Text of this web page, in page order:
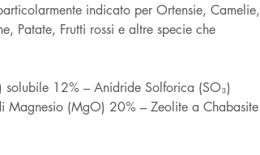
indicato per Ortensie, Camelie,
Patate, Frutti rossi e altre specie che
solubile 12% – Anidride Solforica (SO₃)
Magnesio (MgO) 20% – Zeolite a Chabasite